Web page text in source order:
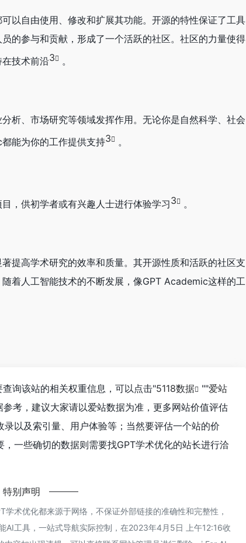
以自由使用、修改和扩展其功能。开源的特性保证了工具
的参与和贡献，形成了一个活跃的社区。社区的力量使得
技术前沿3 。
析、市场研究等领域发挥作用。无论你是自然科学、社会
能为你的工作提供支持3 。
，供初学者或有兴趣人士进行体验学习3 。
提高学术研究的效率和质量。其开源性质和活跃的社区支
着人工智能技术的不断发展，像GPT Academic这样的工
询该站的相关权重信息，可以点击"5118数据 ""爱站
考，建议大家请以爱站数据为准，更多网站价值评估
以及索引量、用户体验等；当然要评估一个站的价
一些确切的数据则需要找GPT学术优化的站长进行洽
特别声明
术优化都来源于网络，不保证外部链接的准确性和完整性，
AI工具，一站式导航实际控制，在2023年4月5日 上午12:16收